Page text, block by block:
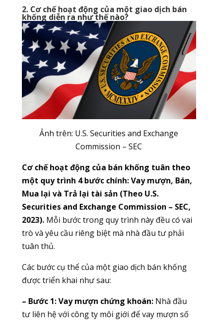
2. Cơ chế hoạt động của một giao dịch bán
khống diễn ra như thế nào?
Ảnh trên: U.S. Securities and Exchange
Commission – SEC
Cơ chế hoạt động của bán khống tuân theo
một quy trình 4 bước chính: Vay mượn, Bán,
Mua lại và Trả lại tài sản (Theo U.S.
Securities and Exchange Commission – SEC,
2023).Mỗi bước trong quy trình này đều có vai
trò và yêu cầu riêng biệt mà nhà đầu tư phải
tuân thủ.
Các bước cụ thể của một giao dịch bán khống
được triển khai như sau:
– Bước 1: Vay mượn chứng khoán:Nhà đầu
tư liên hệ với công ty môi giới để vay mượn số